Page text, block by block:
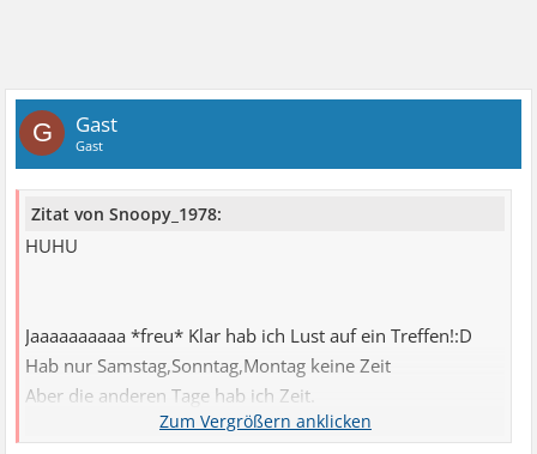
G Gast
Gast
Zitat von Snoopy_1978:
HUHU
Jaaaaaaaaaa *freu* Klar hab ich Lust auf ein Treffen!:D
Hab nur Samstag,Sonntag,Montag keine Zeit
Aber die anderen Tage hab ich Zeit.
Sollen wir gleich einen Tag ausmachen?